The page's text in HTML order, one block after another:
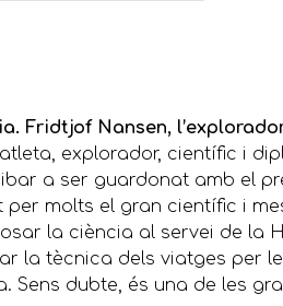
Fridtjof Nansen,
explorador, científic i
a ser guardonat amb el
per molts el gran científic i
la ciència al servei de la
la tècnica dels viatges per
Sens dubte, és una de les